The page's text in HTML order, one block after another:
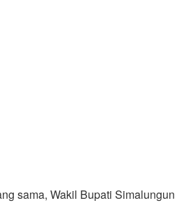
sama, Wakil Bupati Simalungun